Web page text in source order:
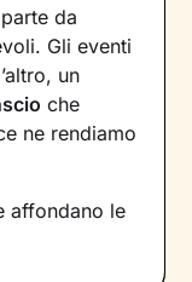
da
Gli eventi
un
che
ne rendiamo
affondano le